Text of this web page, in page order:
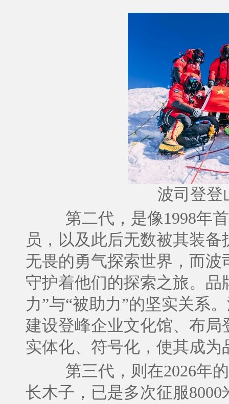
波司登登
第二代，是像1998年
员，以及此后无数被其装
无畏的勇气探索世界，而
守护着他们的探索之旅。
力”与“被助力”的坚实关系
建设登峰企业文化馆、布
实体化、符号化，使其成
第三代，则在2026年
长木子，已是多次征服